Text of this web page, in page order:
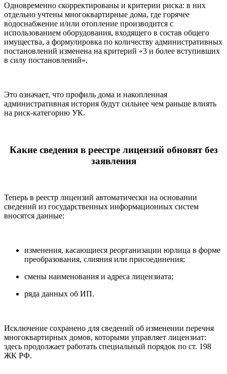
Одновременно скорректированы и критерии риска: в них
отдельно учтены многоквартирные дома, где горячее
водоснабжение и/или отопление производится с
использованием оборудования, входящего в состав общего
имущества, а формулировка по количеству административных
постановлений изменена на критерий «3 и более вступивших
в силу постановлений».
Это означает, что профиль дома и накопленная
административная история будут сильнее чем раньше влиять
на риск-категорию УК.
Какие сведения в реестре лицензий обновят без
заявления
Теперь в реестр лицензий автоматически на основании
сведений из государственных информационных систем
вносятся данные:
изменения, касающиеся реорганизации юрлица в форме
преобразования, слияния или присоединения;
смены наименования и адреса лицензиата;
ряда данных об ИП.
Исключение сохранено для сведений об изменении перечня
многоквартирных домов, которыми управляет лицензиат:
здесь продолжает работать специальный порядок по ст. 198
ЖК РФ.